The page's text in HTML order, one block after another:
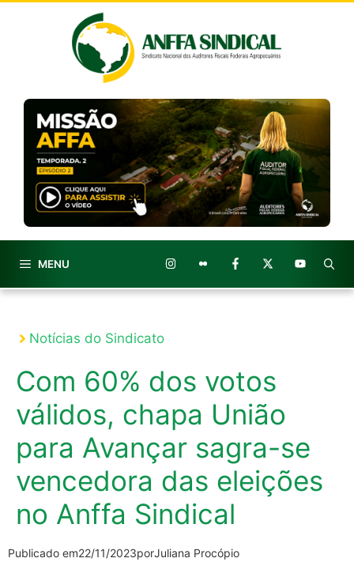
MENU
Notícias do Sindicato
Com 60% dos votos
válidos, chapa União
para Avançar sagra-se
vencedora das eleições
no Anffa Sindical
Publicado em22/11/2023porJuliana Procópio